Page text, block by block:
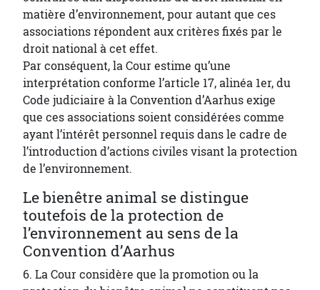
matière d’environnement, pour autant que ces
associations répondent aux critères fixés par le
droit national à cet effet.
Par conséquent, la Cour estime qu’une
interprétation conforme l’article 17, alinéa 1er, du
Code judiciaire à la Convention d’Aarhus exige
que ces associations soient considérées comme
ayant l’intérêt personnel requis dans le cadre de
l’introduction d’actions civiles visant la protection
de l’environnement.
Le bienêtre animal se distingue
toutefois de la protection de
l’environnement au sens de la
Convention d’Aarhus
6. La Cour considère que la promotion ou la